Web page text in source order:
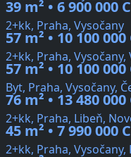
39 m² • 6 900 000
2+kk, Praha, Vysočany
57 m² • 10 100 000
2+kk, Praha,
57 m² • 10 100 000
Byt, Praha, Vysočany,
76 m² • 13 480 000
2+kk, Praha, Libeň,
45 m² • 7 990 000
2+kk, Praha,